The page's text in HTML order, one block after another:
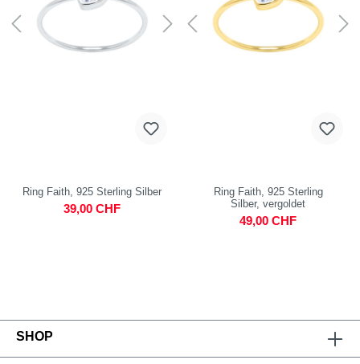
Ring Faith, 925 Sterling Silber
39,00 CHF
Ring Faith, 925 Sterling
Silber, vergoldet
49,00 CHF
SHOP